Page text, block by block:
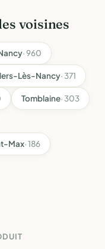
voisines
· 960
Lès-Nancy· 371
Tomblaine· 303
Max· 186